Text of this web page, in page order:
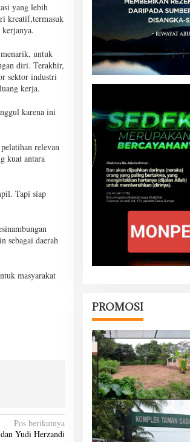
yang lebih
kreatif,termasuk
kerjanya.
untuk
diri. Terakhir,
sektor industri
kerja.
karena ini
relevan
kuat antara
Tapi siap
sebagai daerah
masyarakat
Pos berikutnya
Yudi Herzandi
PROMOSI